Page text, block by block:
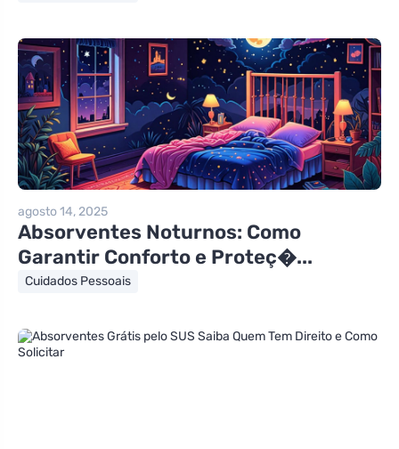
agosto 14, 2025
Absorventes Noturnos: Como
Garantir Conforto e Proteç�...
Cuidados Pessoais